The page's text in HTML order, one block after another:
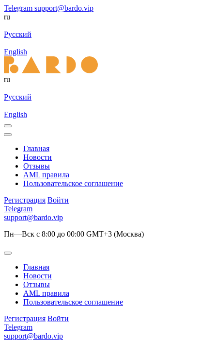
Telegram support@bardo.vip
ru
Русский
English
ru
Русский
English
Главная
Новости
Отзывы
AML правила
Пользовательское соглашение
Регистрация Войти
Telegram
support@bardo.vip
Пн—Вск с 8:00 до 00:00 GMT+3 (Москва)
Главная
Новости
Отзывы
AML правила
Пользовательское соглашение
Регистрация Войти
Telegram
support@bardo.vip